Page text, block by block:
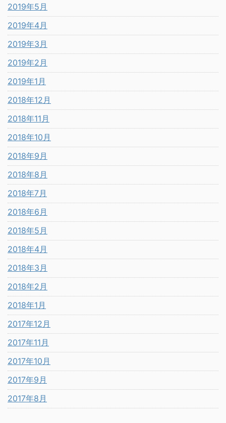
2019年5月
2019年4月
2019年3月
2019年2月
2019年1月
2018年12月
2018年11月
2018年10月
2018年9月
2018年8月
2018年7月
2018年6月
2018年5月
2018年4月
2018年3月
2018年2月
2018年1月
2017年12月
2017年11月
2017年10月
2017年9月
2017年8月